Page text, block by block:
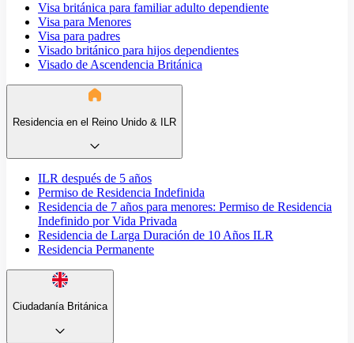
Visa británica para familiar adulto dependiente
Visa para Menores
Visa para padres
Visado británico para hijos dependientes
Visado de Ascendencia Británica
Residencia en el Reino Unido & ILR
ILR después de 5 años
Permiso de Residencia Indefinida
Residencia de 7 años para menores: Permiso de Residencia
Indefinido por Vida Privada
Residencia de Larga Duración de 10 Años ILR
Residencia Permanente
Ciudadanía Británica